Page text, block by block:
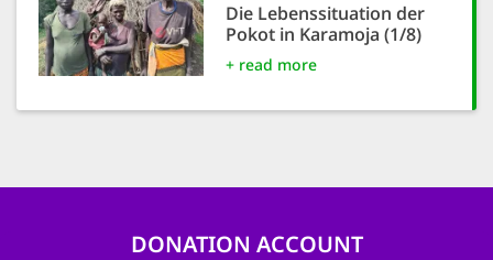
Die Lebenssituation der
Pokot in Karamoja (1/8)
+ read more
DONATION ACCOUNT